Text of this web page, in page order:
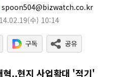
spoon504@bizwatch.co.kr
(수) 10:14
혁..현지 사업확대 '적기'